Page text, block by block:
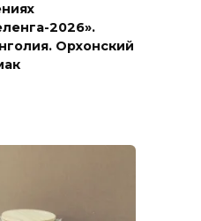
2026».
Орхонский